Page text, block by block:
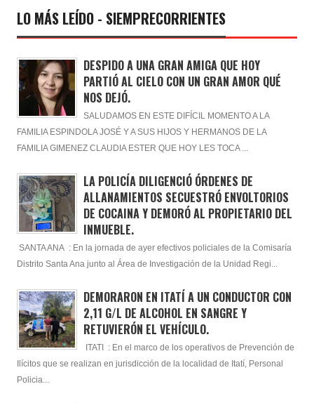
LO MÁS LEÍDO - SIEMPRECORRIENTES
DESPIDO A UNA GRAN AMIGA QUE HOY
PARTIÓ AL CIELO CON UN GRAN AMOR QUÉ
NOS DEJÓ.
SALUDAMOS EN ESTE DIFÍCIL MOMENTO A LA
FAMILIA ESPINDOLA JOSÉ Y A SUS HIJOS Y HERMANOS DE LA
FAMILIA GIMENEZ CLAUDIA ESTER QUE HOY LES TOCA ...
LA POLICÍA DILIGENCIÓ ÓRDENES DE
ALLANAMIENTOS SECUESTRÓ ENVOLTORIOS
DE COCAINA Y DEMORÓ AL PROPIETARIO DEL
INMUEBLE.
SANTA ANA : En la jornada de ayer efectivos policiales de la Comisaría
Distrito Santa Ana junto al Área de Investigación de la Unidad Regi...
DEMORARON EN ITATÍ A UN CONDUCTOR CON
2,11 G/L DE ALCOHOL EN SANGRE Y
RETUVIERÓN EL VEHÍCULO.
ITATI : En el marco de los operativos de Prevención de
Ilícitos que se realizan en jurisdicción de la localidad de Itatí, Personal
Policia...